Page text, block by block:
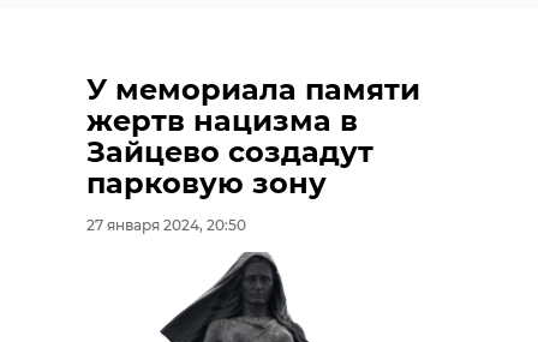
У мемориала памяти
жертв нацизма в
Зайцево создадут
парковую зону
27 января 2024, 20:50